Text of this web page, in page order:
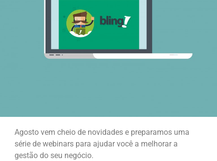
Agosto vem cheio de novidades e preparamos uma
série de webinars para ajudar você a melhorar a
gestão do seu negócio.